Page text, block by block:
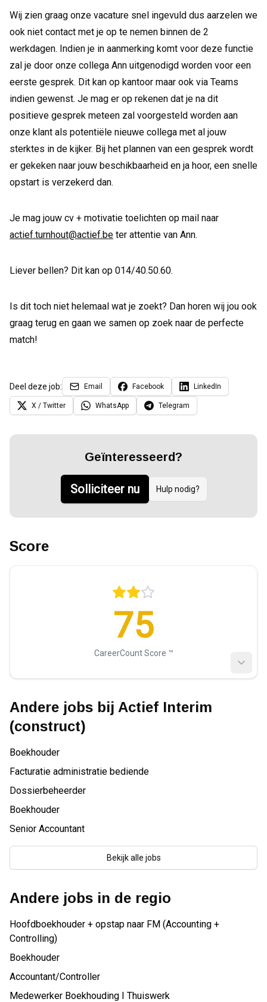
Wij zien graag onze vacature snel ingevuld dus aarzelen we
ook niet contact met je op te nemen binnen de 2
werkdagen. Indien je in aanmerking komt voor deze functie
zal je door onze collega Ann uitgenodigd worden voor een
eerste gesprek. Dit kan op kantoor maar ook via Teams
indien gewenst. Je mag er op rekenen dat je na dit
positieve gesprek meteen zal voorgesteld worden aan
onze klant als potentiële nieuwe collega met al jouw
sterktes in de kijker. Bij het plannen van een gesprek wordt
er gekeken naar jouw beschikbaarheid en ja hoor, een snelle
opstart is verzekerd dan.
Je mag jouw cv + motivatie toelichten op mail naar
actief.turnhout@actief.be ter attentie van Ann.
Liever bellen? Dit kan op 014/40.50.60.
Is dit toch niet helemaal wat je zoekt? Dan horen wij jou ook
graag terug en gaan we samen op zoek naar de perfecte
match!
Deel deze job: Email Facebook LinkedIn
X / Twitter WhatsApp Telegram
Geïnteresseerd?
Solliciteer nu Hulp nodig?
Score
75
CareerCount Score ™️
Andere jobs bij Actief Interim
(construct)
Boekhouder
Facturatie administratie bediende
Dossierbeheerder
Boekhouder
Senior Accountant
Bekijk alle jobs
Andere jobs in de regio
Hoofdboekhouder + opstap naar FM (Accounting +
Controlling)
Boekhouder
Accountant/Controller
Medewerker Boekhouding I Thuiswerk